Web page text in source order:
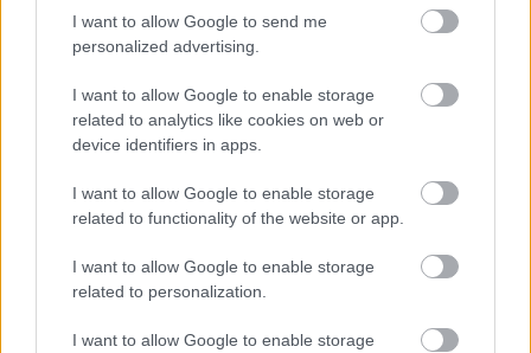
I want to allow Google to send me
personalized advertising.
I want to allow Google to enable storage
related to analytics like cookies on web or
device identifiers in apps.
I want to allow Google to enable storage
related to functionality of the website or app.
I want to allow Google to enable storage
related to personalization.
I want to allow Google to enable storage
Tetőépítés -és felújítás? Legyen tudatos a
költségtervezésben!